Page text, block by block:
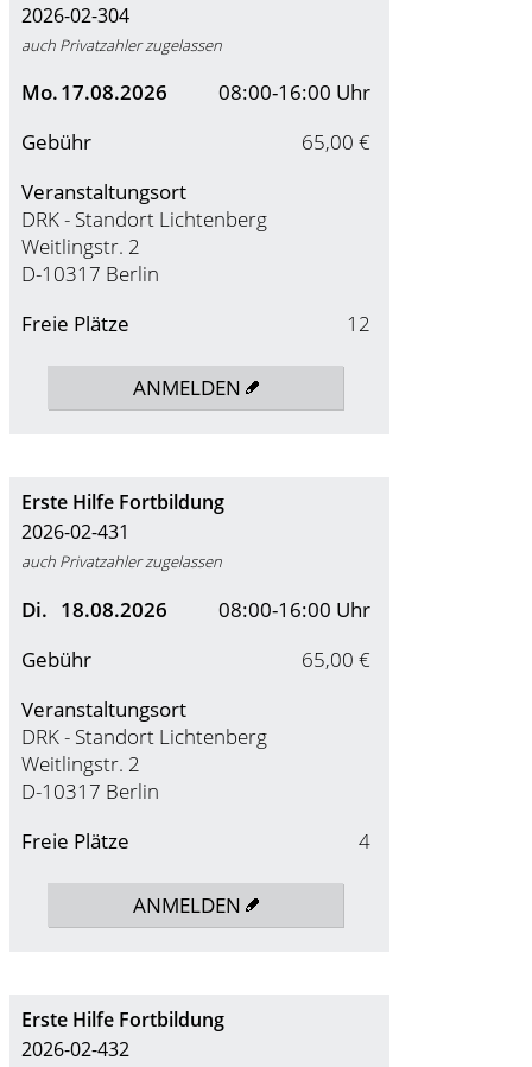
2026-02-304
auch Privatzahler zugelassen
Mo.17.08.2026
08:00-16:00 Uhr
Gebühr
65,00 €
Veranstaltungsort
DRK - Standort Lichtenberg
Weitlingstr. 2
D-10317 Berlin
Freie Plätze
12
ANMELDEN
Erste Hilfe Fortbildung
2026-02-431
auch Privatzahler zugelassen
Di. 18.08.2026
08:00-16:00 Uhr
Gebühr
65,00 €
Veranstaltungsort
DRK - Standort Lichtenberg
Weitlingstr. 2
D-10317 Berlin
Freie Plätze
4
ANMELDEN
Erste Hilfe Fortbildung
2026-02-432